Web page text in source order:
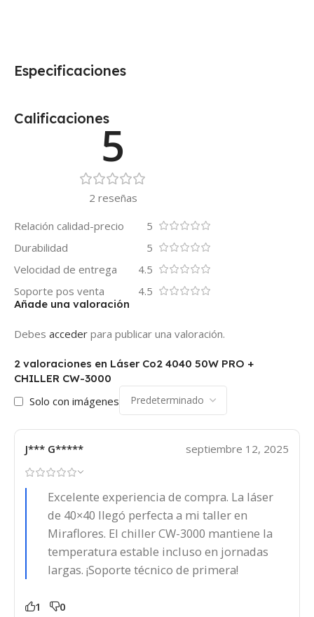
Especificaciones
Calificaciones5
2 reseñas
Relación calidad-precio
5
Durabilidad
5
Velocidad de entrega
4.5
Soporte pos venta
4.5
2 valoraciones en Láser Co2 4040 50W PRO +
CHILLER CW-3000
Solo con imágenes
J*** G***** septiembre 12, 2025
Excelente experiencia de compra. La láser
de 40×40 llegó perfecta a mi taller en
Miraflores. El chiller CW-3000 mantiene la
temperatura estable incluso en jornadas
largas. ¡Soporte técnico de primera!
1 0
Añade una valoración
Debes acceder para publicar una valoración.